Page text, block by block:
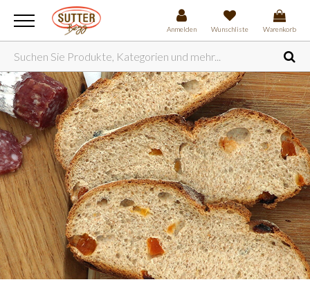
Anmelden Wunschliste Warenkorb